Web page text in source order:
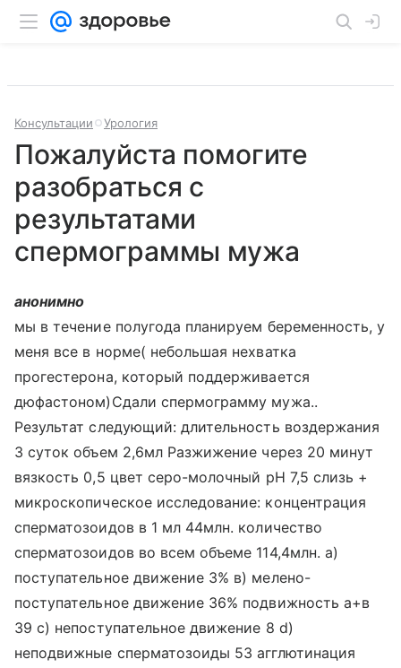
Консультации Урология
Пожалуйста помогите
разобраться с
результатами
спермограммы мужа
анонимно
мы в течение полугода планируем беременность, у
меня все в норме( небольшая нехватка
прогестерона, который поддерживается
дюфастоном)Сдали спермограмму мужа..
Результат следующий: длительность воздержания
3 суток объем 2,6мл Разжижение через 20 минут
вязкость 0,5 цвет серо-молочный pH 7,5 слизь +
микроскопическое исследование: концентрация
сперматозоидов в 1 мл 44млн. количество
сперматозоидов во всем объеме 114,4млн. а)
поступательное движение 3% в) мелено-
поступательное движение 36% подвижность а+в
39 с) непоступательное движение 8 d)
неподвижные сперматозоиды 53 агглютинация